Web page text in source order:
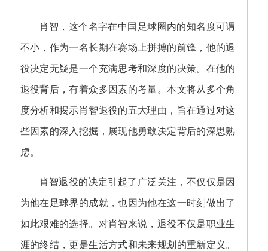
肖智，这个名字在中国足球圈内的知名度可谓
不小，作为一名长期在赛场上拼搏的前锋，他的退
役决定无疑是一个充满思考和深度的决策。在他的
退役背后，有着众多因素的考量。本文将从多个角
度分析和揭示肖智退役的五大理由，旨在通过对这
些因素的深入挖掘，展现他勇敢决定背后的深思熟
虑。
肖智退役的决定引起了广泛关注，不仅仅是因
为他在足球界的成就，也因为他在这一时刻做出了
如此艰难的选择。对肖智来说，退役不仅是职业生
涯的终结，更是生活方式和未来规划的重新定义。